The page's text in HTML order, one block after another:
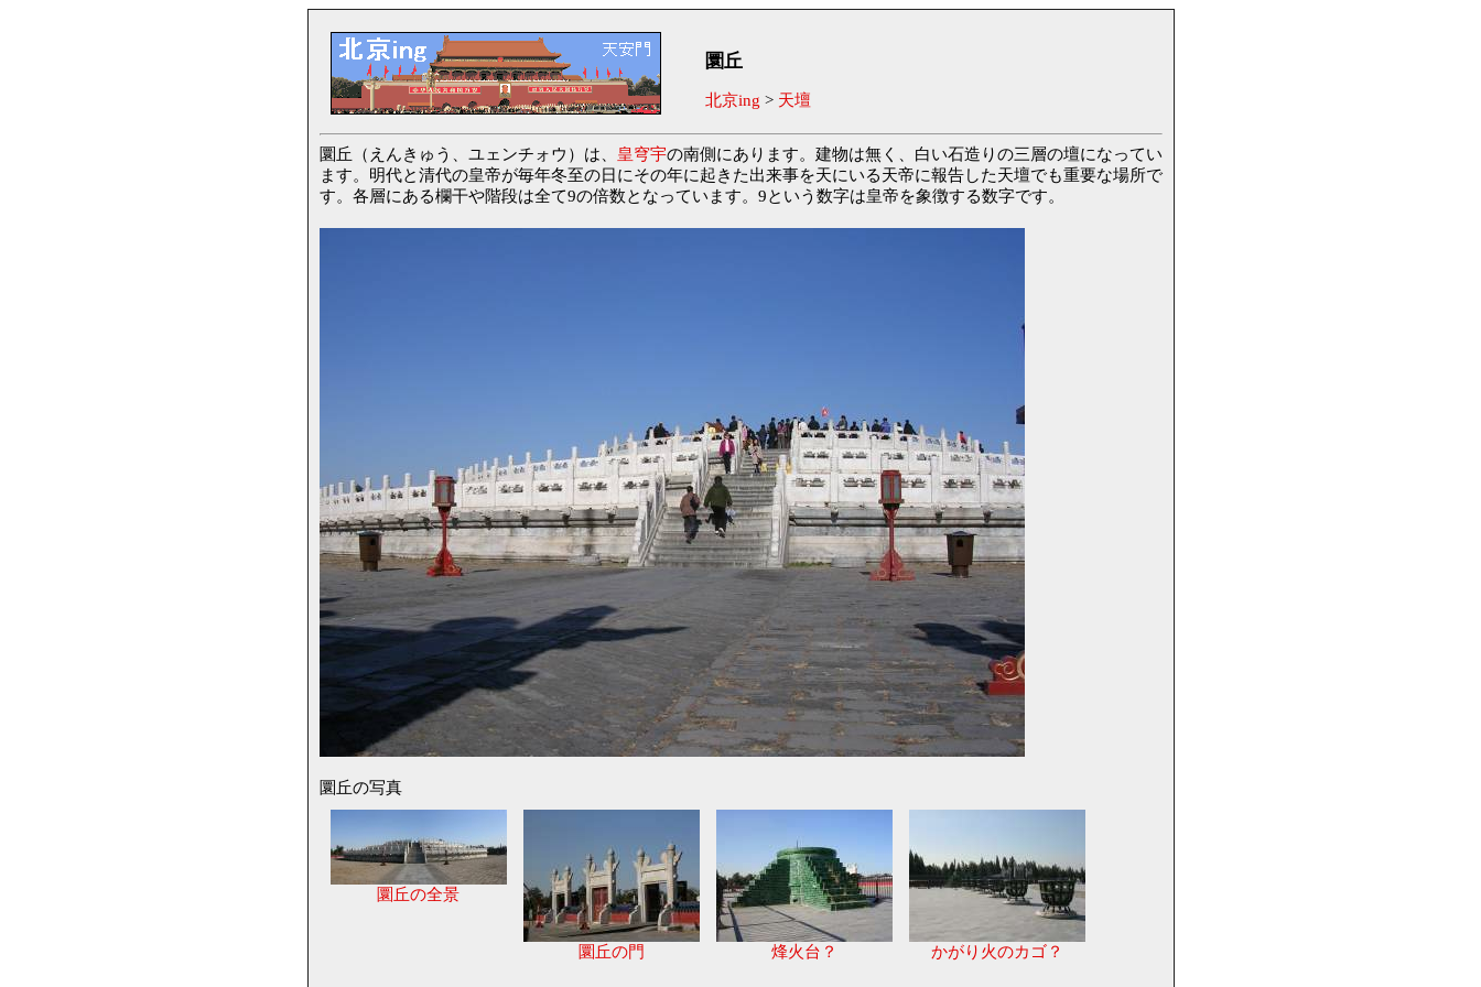
圜丘
北京ing > 天壇
圜丘（えんきゅう、ユェンチォウ）は、 皇穹宇の南側にあります。建物は無く、白い石造りの三層の壇になってい
ます。明代と清代の皇帝が毎年冬至の日にその年に起きた出来事を天にいる天帝に報告した天壇でも重要な場所で
す。各層にある欄干や階段は全て9の倍数となっています。9という数字は皇帝を象徴する数字です。
圜丘の写真
圜丘の全景
圜丘の門 烽火台？ かがり火のカゴ？